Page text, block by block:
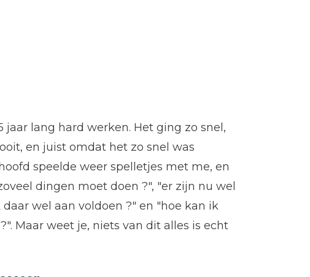
jaar lang hard werken. Het ging zo snel,
en juist omdat het zo snel was
speelde weer spelletjes met me, en
dingen moet doen ?", "er zijn nu wel
wel aan voldoen ?" en "hoe kan ik
Maar weet je, niets van dit alles is echt